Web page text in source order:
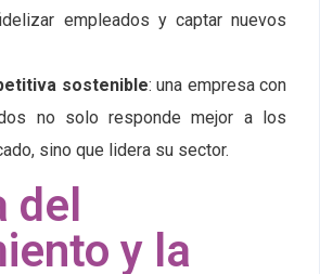
empleados y captar nuevos
sostenible: una empresa con
no solo responde mejor a los
sino que lidera su sector.
del
y la